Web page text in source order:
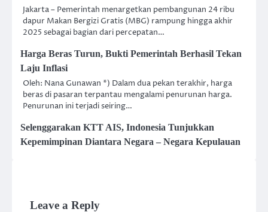
Jakarta – Pemerintah menargetkan pembangunan 24 ribu
dapur Makan Bergizi Gratis (MBG) rampung hingga akhir
2025 sebagai bagian dari percepatan…
Harga Beras Turun, Bukti Pemerintah Berhasil Tekan
Laju Inflasi
Oleh: Nana Gunawan *) Dalam dua pekan terakhir, harga
beras di pasaran terpantau mengalami penurunan harga.
Penurunan ini terjadi seiring…
Selenggarakan KTT AIS, Indonesia Tunjukkan
Kepemimpinan Diantara Negara – Negara Kepulauan
Leave a Reply